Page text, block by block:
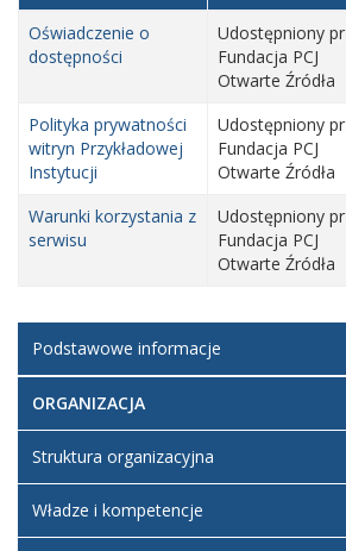
Oświadczenie o
dostępności
Udostępniony
Fundacja PCJ
Otwarte Źródła
Polityka prywatności
witryn Przykładowej
Instytucji
Udostępniony
Fundacja PCJ
Otwarte Źródła
Warunki korzystania z
serwisu
Udostępniony
Fundacja PCJ
Otwarte Źródła
Podstawowe informacje
ORGANIZACJA
Struktura organizacyjna
Władze i kompetencje